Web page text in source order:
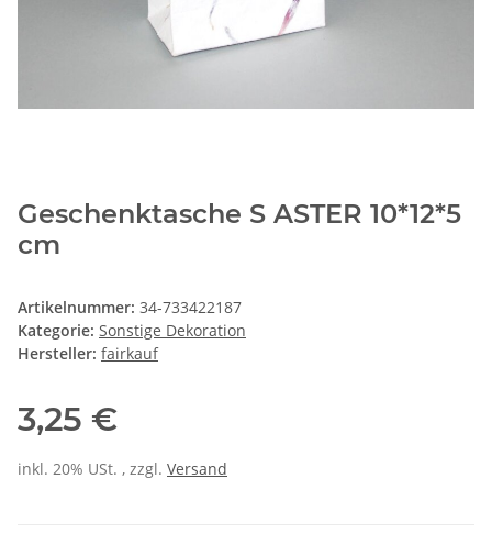
Geschenktasche S ASTER 10*12*5
cm
Artikelnummer: 34-733422187
Kategorie: Sonstige Dekoration
Hersteller: fairkauf
3,25 €
inkl. 20% USt. , zzgl. Versand